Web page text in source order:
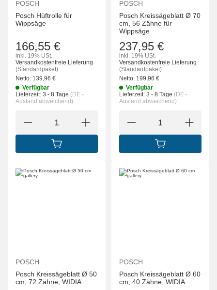
POSCH
Posch Hüftrolle für
Wippsäge
166,55 €
inkl. 19% USt.
Versandkostenfreie Lieferung
(Standardpaket)
Netto: 139,96 €
Verfügbar
Lieferzeit: 3 - 8 Tage (DE -
Ausland abweichend)
IN DEN WARENKORB
POSCH
Posch Kreissägeblatt Ø 70
cm, 56 Zähne für
Wippsäge
237,95 €
inkl. 19% USt.
Versandkostenfreie Lieferung
(Standardpaket)
Netto: 199,96 €
Verfügbar
Lieferzeit: 3 - 8 Tage (DE -
Ausland abweichend)
IN DEN
POSCH
Posch Kreissägeblatt Ø 50
cm, 72 Zähne, WIDIA
POSCH
Posch Kreissägeblatt Ø 60
cm, 40 Zähne, WIDIA